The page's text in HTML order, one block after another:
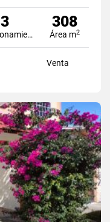
3
Estacionamiento
308
Área m2
Venta